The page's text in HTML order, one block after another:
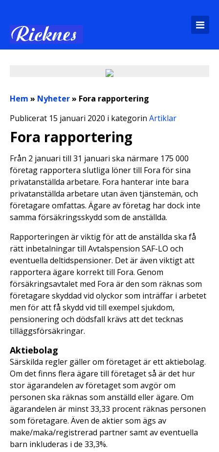
Hem » Nyheter» Fora rapportering
Publicerat 15 januari 2020 i kategorin Artiklar
Fora rapportering
Från 2 januari till 31 januari ska närmare 175 000
företag rapportera slutliga löner till Fora för sina
privatanställda arbetare. Fora hanterar inte bara
privatanställda arbetare utan även tjänstemän, och
företagare omfattas. Ägare av företag har dock inte
samma försäkringsskydd som de anställda.
Rapporteringen är viktig för att de anställda ska få
rätt inbetalningar till Avtalspension SAF-LO och
eventuella deltidspensioner. Det är även viktigt att
rapportera ägare korrekt till Fora. Genom
försäkringsavtalet med Fora är den som räknas som
företagare skyddad vid olyckor som inträffar i arbetet
men för att få skydd vid till exempel sjukdom,
pensionering och dödsfall krävs att det tecknas
tilläggsförsäkringar.
Aktiebolag
Särskilda regler gäller om företaget är ett aktiebolag.
Om det finns flera ägare till företaget så är det hur
stor ägarandelen av företaget som avgör om
personen ska räknas som anställd eller ägare. Om
ägarandelen är minst 33,33 procent räknas personen
som företagare. Även de aktier som ägs av
make/maka/registrerad partner samt av eventuella
barn inkluderas i de 33,3%.